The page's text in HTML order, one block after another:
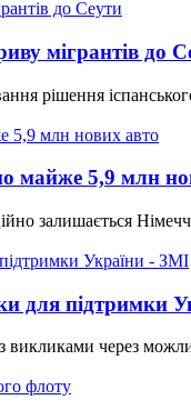
мігрантів до
рішення
майже 5,9 млн
залишається
для підтримки
викликами через